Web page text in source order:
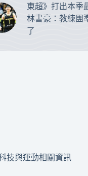
東超》打出本季
林書豪：教練團
了
技與運動相關資訊